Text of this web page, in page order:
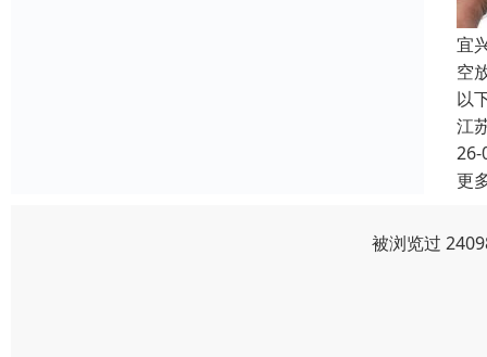
宜
空
以
江
26-
更
被浏览过